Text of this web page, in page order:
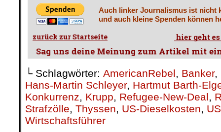
Auch linker Journalismus ist nicht
und auch kleine Spenden können
└ Schlagwörter: AmericanRebel, Banker,
Hans-Martin Schleyer, Hartmut Barth-
Konkurrenz, Krupp, Refugee-New-Deal,
Strafzölle, Thyssen, US-Dieselkosten,
Wirtschaftsführer